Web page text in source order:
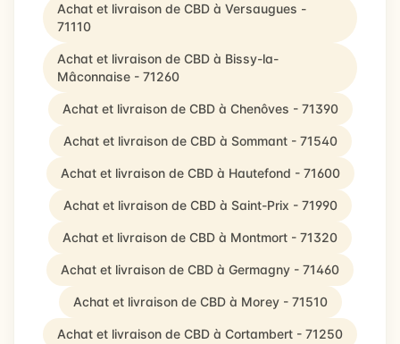
Achat et livraison de CBD à Versaugues -
71110
Achat et livraison de CBD à Bissy-la-
Mâconnaise - 71260
Achat et livraison de CBD à Chenôves - 71390
Achat et livraison de CBD à Sommant - 71540
Achat et livraison de CBD à Hautefond - 71600
Achat et livraison de CBD à Saint-Prix - 71990
Achat et livraison de CBD à Montmort - 71320
Achat et livraison de CBD à Germagny - 71460
Achat et livraison de CBD à Morey - 71510
Achat et livraison de CBD à Cortambert - 71250